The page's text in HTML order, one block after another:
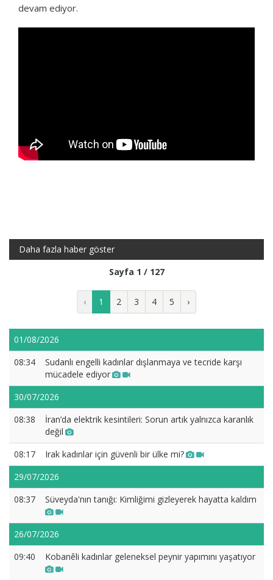
devam ediyor.
Daha fazla haber göster
Sayfa 1 / 127
‹ 1 2 3 4 5 ›
01/08/2026
08:34
Sudanlı engelli kadınlar dışlanmaya ve tecride karşı
mücadele ediyor
30/07/2026
08:38
İran’da elektrik kesintileri: Sorun artık yalnızca karanlık
değil
08:17
Irak kadınlar için güvenli bir ülke mi?
29/07/2026
08:37
Süveyda'nın tanığı: Kimliğimi gizleyerek hayatta kaldım
26/07/2026
09:40
Kobanêli kadınlar geleneksel peynir yapımını yaşatıyor